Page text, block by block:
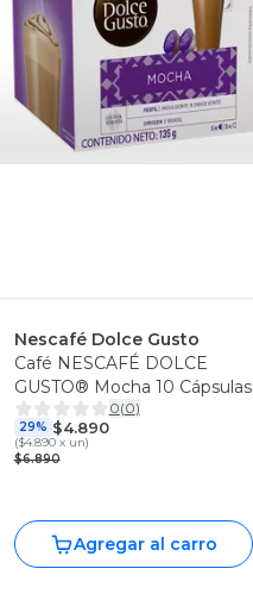
Vista Previa
Nescafé Dolce Gusto
Café NESCAFÉ DOLCE
GUSTO® Mocha 10 Cápsulas
0(0)
29% $4.890
($4.890 x un)
$6.890
Agregar al carro